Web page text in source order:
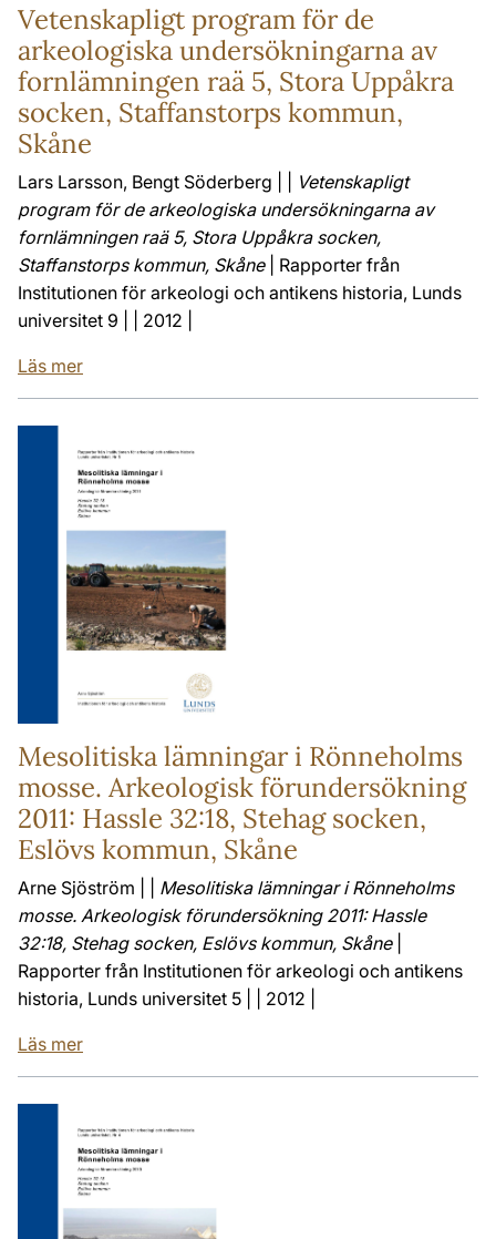
Vetenskapligt program för de
arkeologiska undersökningarna av
fornlämningen raä 5, Stora Uppåkra
socken, Staffanstorps kommun,
Skåne
Lars Larsson, Bengt Söderberg | |
Vetenskapligt
program för de arkeologiska undersökningarna av
fornlämningen raä 5, Stora Uppåkra socken,
Staffanstorps kommun, Skåne| Rapporter från
Institutionen för arkeologi och antikens historia, Lunds
universitet 9 | | 2012 |
Läs mer
Mesolitiska lämningar i Rönneholms
mosse. Arkeologisk förundersökning
2011: Hassle 32:18, Stehag socken,
Eslövs kommun, Skåne
Arne Sjöström | | Mesolitiska lämningar i Rönneholms
mosse. Arkeologisk förundersökning 2011: Hassle
32:18, Stehag socken, Eslövs kommun, Skåne|
Rapporter från Institutionen för arkeologi och antikens
historia, Lunds universitet 5 | | 2012 |
Läs mer